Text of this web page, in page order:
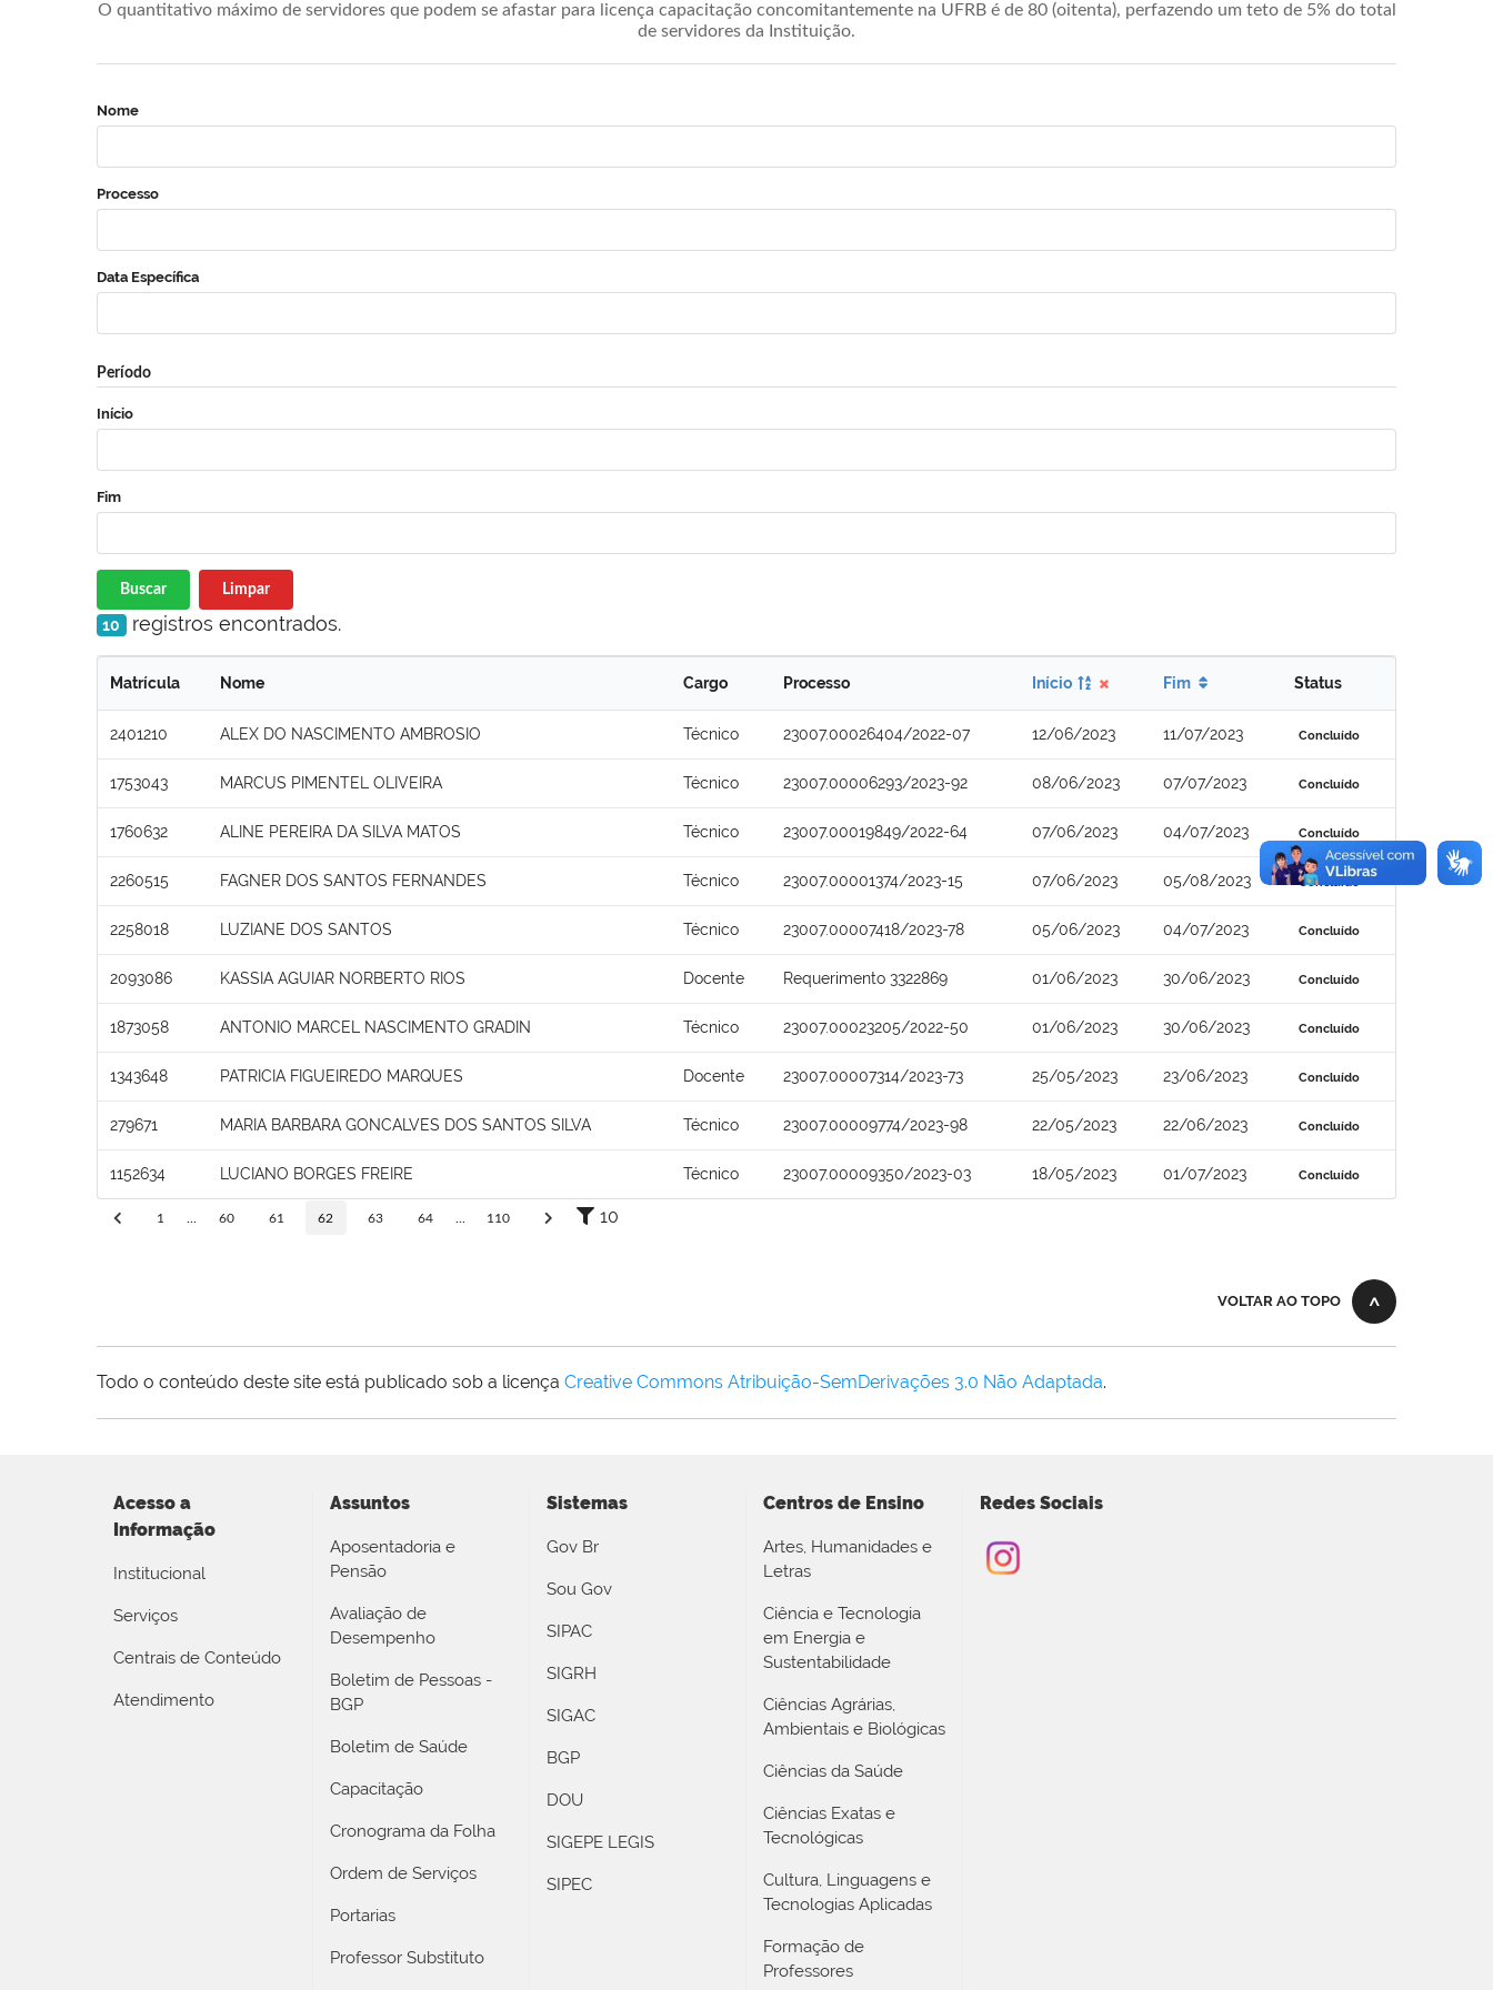
O quantitativo máximo de servidores que podem se afastar para licença capacitação concomitantemente na UFRB é de 80 (oitenta), perfazendo um teto de 5% do total
de servidores da Instituição.
Nome
Processo
Data Específica
Período
Início
Fim
Buscar Limpar
10 registros encontrados.
Matrícula Nome Cargo Processo Início Fim Status
2401210 ALEX DO NASCIMENTO AMBROSIO Técnico 23007.00026404/2022-07 12/06/2023 11/07/2023 Concluído
1753043 MARCUS PIMENTEL OLIVEIRA Técnico 23007.00006293/2023-92 08/06/2023 07/07/2023 Concluído
1760632 ALINE PEREIRA DA SILVA MATOS Técnico 23007.00019849/2022-64 07/06/2023 04/07/2023 Concluído
2260515 FAGNER DOS SANTOS FERNANDES Técnico 23007.00001374/2023-15 07/06/2023 05/08/2023 Concluído
2258018 LUZIANE DOS SANTOS Técnico 23007.00007418/2023-78 05/06/2023 04/07/2023 Concluído
2093086 KASSIA AGUIAR NORBERTO RIOS Docente Requerimento 3322869 01/06/2023 30/06/2023 Concluído
1873058 ANTONIO MARCEL NASCIMENTO GRADIN Técnico 23007.00023205/2022-50 01/06/2023 30/06/2023 Concluído
1343648 PATRICIA FIGUEIREDO MARQUES Docente 23007.00007314/2023-73 25/05/2023 23/06/2023 Concluído
279671 MARIA BARBARA GONCALVES DOS SANTOS SILVA Técnico 23007.00009774/2023-98 22/05/2023 22/06/2023 Concluído
1152634 LUCIANO BORGES FREIRE Técnico 23007.00009350/2023-03 18/05/2023 01/07/2023 Concluído
1 60 61 62 63 64 110 10
VOLTAR AO TOPO
Todo o conteúdo deste site está publicado sob a licença Creative Commons Atribuição-SemDerivações 3.0 Não Adaptada.
Acesso a
Informação
Institucional
Serviços
Centrais de Conteúdo
Atendimento
Assuntos
Aposentadoria e
Pensão
Avaliação de
Desempenho
Boletim de Pessoas -
BGP
Boletim de Saúde
Capacitação
Cronograma da Folha
Ordem de Serviços
Portarias
Professor Substituto
Sistemas
Gov Br
Sou Gov
SIPAC
SIGRH
SIGAC
BGP
DOU
SIGEPE LEGIS
SIPEC
Centros de Ensino
Artes, Humanidades e
Letras
Ciência e Tecnologia
em Energia e
Sustentabilidade
Ciências Agrárias,
Ambientais e Biológicas
Ciências da Saúde
Ciências Exatas e
Tecnológicas
Cultura, Linguagens e
Tecnologias Aplicadas
Formação de
Professores
Redes Sociais